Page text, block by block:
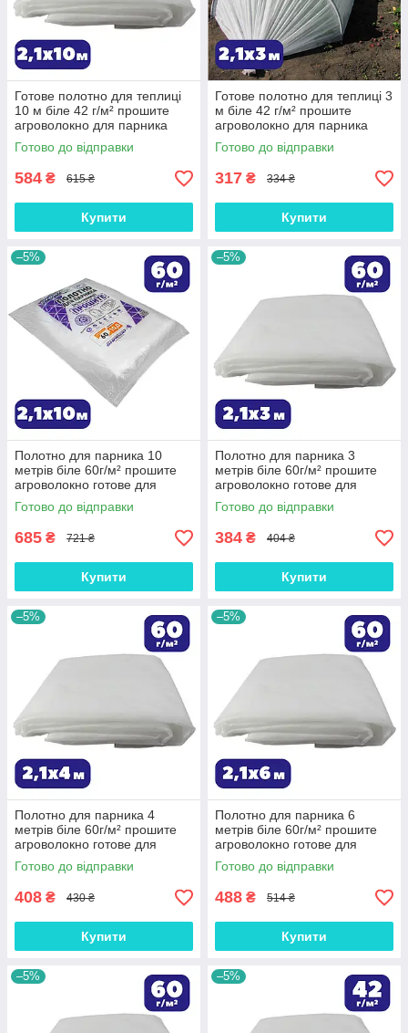
Готове полотно для теплиці
10 м біле 42 г/м² прошите
агроволокно для парника
Shadow зимово-весняне на
зиму
Готово до відправки
584 ₴ 615 ₴
Купити
Готове полотно для теплиці 3
м біле 42 г/м² прошите
агроволокно для парника
Shadow зимово-весняне на
зиму
Готово до відправки
317 ₴ 334 ₴
Купити
–5%
Полотно для парника 10
метрів біле 60г/м² прошите
агроволокно готове для
теплиці Shadow зимово-
весняне на зиму
Готово до відправки
685 ₴ 721 ₴
Купити
–5%
Полотно для парника 3
метрів біле 60г/м² прошите
агроволокно готове для
теплиці Shadow зимово-
весняне на зиму
Готово до відправки
384 ₴ 404 ₴
Купити
–5%
Полотно для парника 4
метрів біле 60г/м² прошите
агроволокно готове для
теплиці Shadow зимово-
весняне на зиму
Готово до відправки
408 ₴ 430 ₴
Купити
–5%
Полотно для парника 6
метрів біле 60г/м² прошите
агроволокно готове для
теплиці Shadow зимово-
весняне на зиму
Готово до відправки
488 ₴ 514 ₴
Купити
–5% –5%